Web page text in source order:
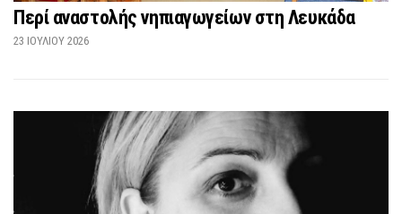
Περί αναστολής νηπιαγωγείων στη Λευκάδα
23 ΙΟΥΛΊΟΥ 2026